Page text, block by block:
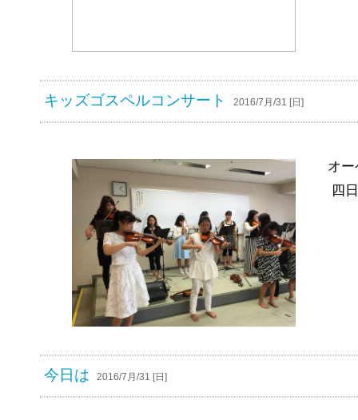
キッズゴスペルコンサート 2016/7月/31 [日]
オ
四
今日は 2016/7月/31 [日]